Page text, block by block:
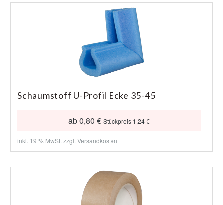
Schaumstoff U-Profil Ecke 35-45
ab 0,80 € Stückpreis 1,24 €
inkl. 19 % MwSt. zzgl. Versandkosten